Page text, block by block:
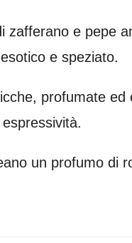
zafferano e pepe
e speziato.
profumate
un profumo di